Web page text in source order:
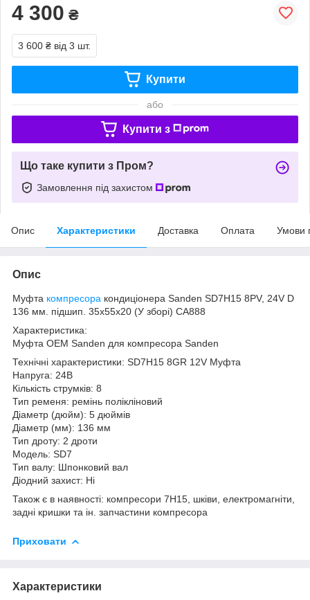
4 300 ₴
3 600 ₴ від 3 шт.
Купити
або
Купити з
Що таке купити з Пром?
Замовлення під захистом
Опис Характеристики Доставка Оплата Умови
Опис
Муфта компресора кондиціонера Sanden SD7H15 8PV, 24V D
136 мм. підшип. 35х55х20 (У зборі) CA888
Характеристика:
Муфта OEM Sanden для компресора Sanden
Технічні характеристики: SD7H15 8GR 12V Муфта
Напруга: 24В
Кількість струмків: 8
Тип ременя: ремінь полікліновий
Діаметр (дюйм): 5 дюймів
Діаметр (мм): 136 мм
Тип дроту: 2 дроти
Модель: SD7
Тип валу: Шпонковий вал
Діодний захист: Ні
Також є в наявності: компресори 7Н15, шківи, ​​електромагніти,
задні кришки та ін. запчастини компресора
Приховати
Характеристики